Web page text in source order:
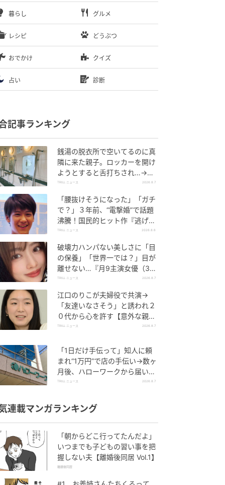
暮らし グルメ
レシピ どうぶつ
おでかけ クイズ
占い 診断
記事ランキング
銭湯の脱衣所で空いてるのに真
隣に来た親子。ロッカーを開け
ようとすると舌打ちされ…→直
後、娘の放った“純粋な一言”に
TRILL ニュース 2026.8.7
「腰抜けそうになった」「ガチ
で？」３年前、“電撃婚”で話題
沸騰！国民的ヒット作『逃げ
恥』で異彩放った【国宝級イケ
TRILL ニュース 2026.8.6
破壊力ハンパない美しさに「目
の保養」「世界一では？」目が
離せない…『月9主演女優（34
歳）』“極上”美ショットがすご
TRILL ニュース 2026.8.7
江口のりこが夫婦役で共演→
「友達いなさそう」と誘われ２
０代から心を許す【意外な親友
芸人】とは？
TRILL ニュース 2026.8.7
「1日だけ手伝って」知人に頼
まれ“1万円”で店の手伝い→数ヶ
月後、ハローワークから届いた
電話に50代女性が“青ざめたワ
TRILL ニュース 2026.8.7
連載マンガランキング
「朝からどこ行ってたんだよ」
いつまでも子どもの習い事を把
握しない夫【離婚後同居 Vol.1】
離婚後同居